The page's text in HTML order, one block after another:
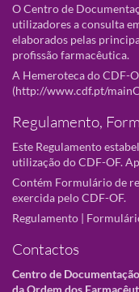
O Centro de
utilizadores a consulta
elaborados pelas
profissão farmacêutica.
A Hemeroteca do CDF-
(http://www.cdf.pt/
Regulamento,
Este Regulamento
utilização do CDF-OF.
Contém Formulário de
exercida pelo CDF-OF.
Regulamento |
Contactos
Centro de